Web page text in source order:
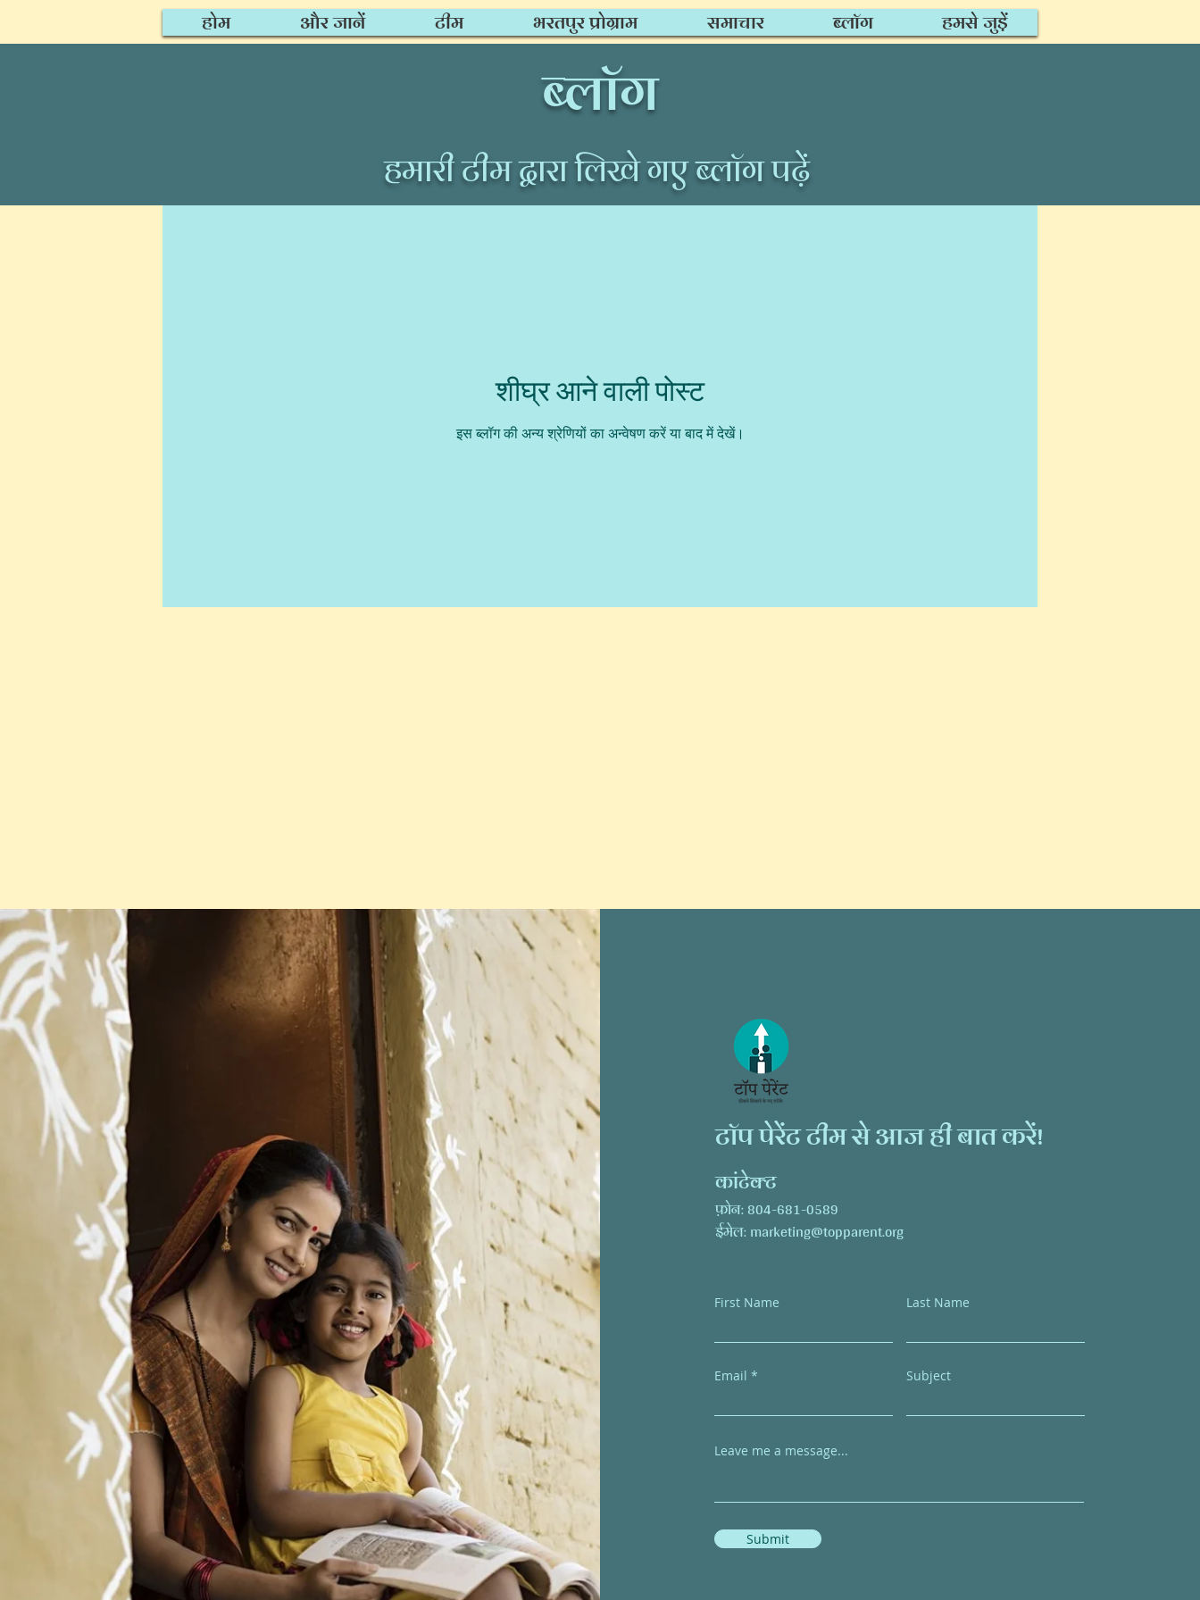
होम और जानें टीम भरतपुर प्रोग्राम समाचार ब्लॉग हमसे जुड़ें
ब्लॉग
हमारी टीम द्वारा लिखे गए ब्लॉग पढ़ें
शीघ्र आने वाली पोस्ट
इस ब्लॉग की अन्य श्रेणियों का अन्वेषण करें या बाद में देखें।
टॉप पेरेंट टीम से आज ही बात करें!
कांटेक्ट
फ़ोन: 804-681-0589
ईमेल:marketing@topparent.org
First Name Last Name
Email Subject
Leave me a message...
Submit